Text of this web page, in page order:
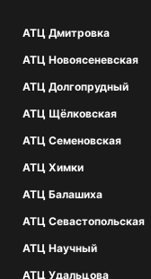
АТЦ Дмитровка
АТЦ Новоясеневская
АТЦ Долгопрудный
АТЦ Щёлковская
АТЦ Семеновская
АТЦ Химки
АТЦ Балашиха
АТЦ Севастопольская
АТЦ Научный
АТЦ Удальцова